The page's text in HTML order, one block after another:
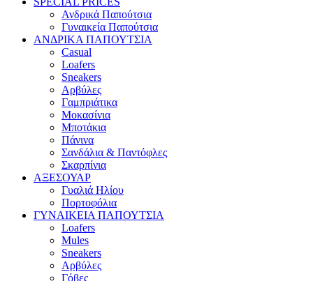
Ανδρικά Παπούτσια
Γυναικεία Παπούτσια
ΑΝΔΡΙΚΑ ΠΑΠΟΥΤΣΙΑ
Casual
Loafers
Sneakers
Αρβύλες
Γαμπριάτικα
Μοκασίνια
Μποτάκια
Πάνινα
Σανδάλια & Παντόφλες
Σκαρπίνια
ΑΞΕΣΟΥΑΡ
Γυαλιά Ηλίου
Πορτοφόλια
ΓΥΝΑΙΚΕΙΑ ΠΑΠΟΥΤΣΙΑ
Loafers
Mules
Sneakers
Αρβύλες
Γόβες